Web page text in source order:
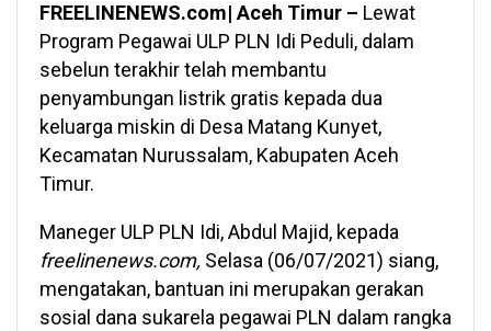
FREELINENEWS.com| Aceh Timur – Lewat
Program Pegawai ULP PLN Idi Peduli, dalam
sebelun terakhir telah membantu
penyambungan listrik gratis kepada dua
keluarga miskin di Desa Matang Kunyet,
Kecamatan Nurussalam, Kabupaten Aceh
Timur.
Maneger ULP PLN Idi, Abdul Majid, kepada
freelinenews.com, Selasa (06/07/2021) siang,
mengatakan, bantuan ini merupakan gerakan
sosial dana sukarela pegawai PLN dalam rangka